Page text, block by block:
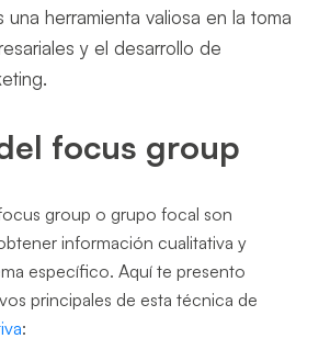
herramienta valiosa en la toma
y el desarrollo de
focus group
group o grupo focal son
información cualitativa y
específico. Aquí te presento
principales de esta técnica de
: